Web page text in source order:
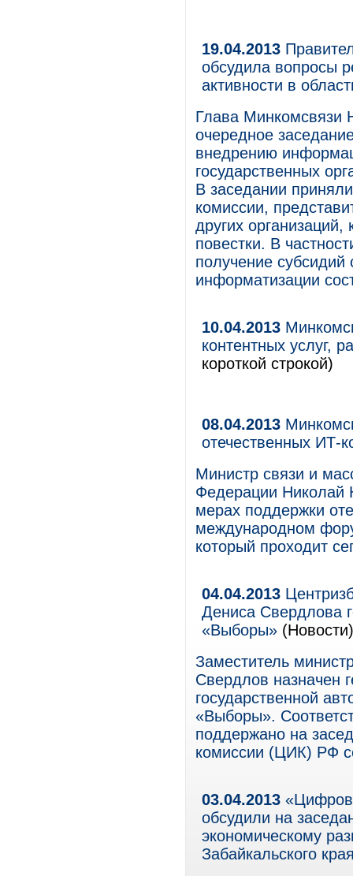
19.04.2013
обсудила вопросы
активности в
Глава Минкомсвязи
очередное
внедрению
государственных
В заседании
комиссии,
других
повестки. В
получение
информатизации
10.04.2013
контентных услуг,
короткой строкой)
08.04.2013
отечественных ИТ-
Министр связи и
Федерации Николай
мерах поддержки
международном
который проходит
04.04.2013
Дениса Свердлова
«Выборы» (Новости)
Заместитель
Свердлов назначен
государственной
«Выборы».
поддержано на
комиссии (ЦИК) РФ
03.04.2013
обсудили на
экономическому
Забайкальского